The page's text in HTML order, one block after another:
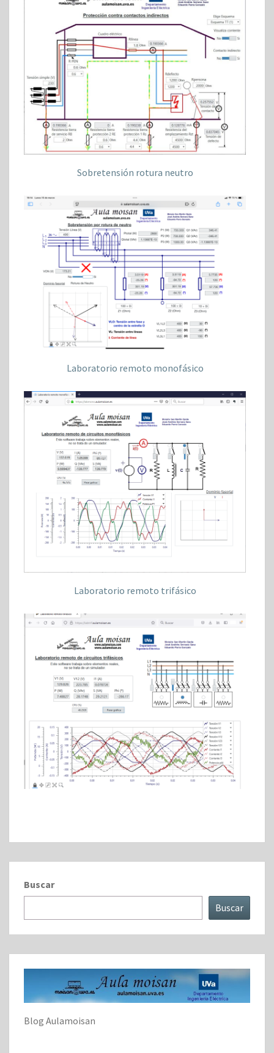
Sobretensión rotura neutro
Laboratorio remoto monofásico
Laboratorio remoto trifásico
Buscar
Buscar
Blog Aulamoisan